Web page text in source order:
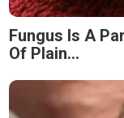
Fungus Is A
Of Plain...